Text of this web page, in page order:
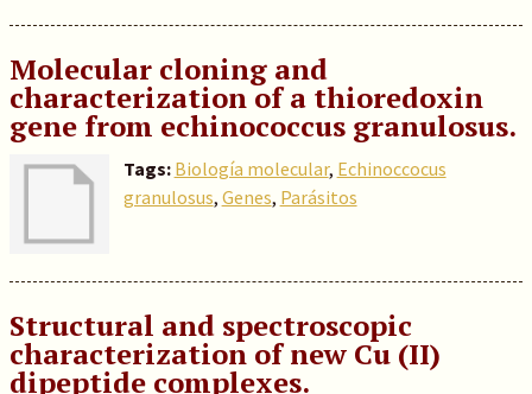
Molecular cloning and
characterization of a thioredoxin
gene from echinococcus granulosus.
Tags: Biología molecular, Echinoccocus
granulosus, Genes, Parásitos
Structural and spectroscopic
characterization of new Cu (II)
dipeptide complexes.